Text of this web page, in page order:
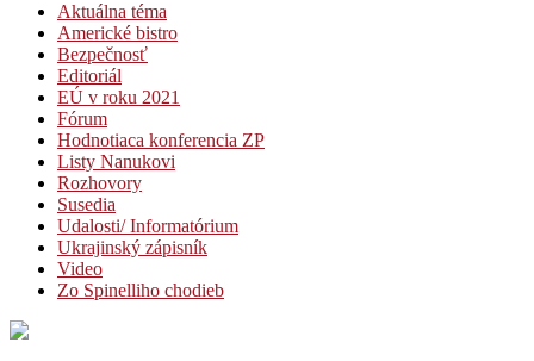
Aktuálna téma
Americké bistro
Bezpečnosť
Editoriál
EÚ v roku 2021
Fórum
Hodnotiaca konferencia ZP
Listy Nanukovi
Rozhovory
Susedia
Udalosti/ Informatórium
Ukrajinský zápisník
Video
Zo Spinelliho chodieb